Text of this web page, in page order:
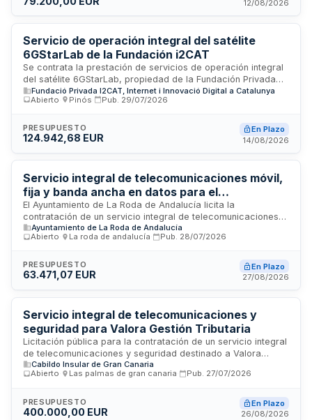
departamentos municipales.
12/08/2026
Servicio de operación integral del satélite
6GStarLab de la Fundación i2CAT
Se contrata la prestación de servicios de operación integral
del satélite 6GStarLab, propiedad de la Fundación Privada
i2CAT. El contrato abarca las tareas de operación,
supervisión, control y soporte técnico del satélite en órbita,
tierra, envío de telecomandos, recepción y análisis de
telemetría, seguimiento del estado de salud, gestión del
anomalías, y transferencia segura de datos hacia la
Fundación. El objetivo principal es garantizar la operación
segura, continuada y eficiente del satélite, maximizando su
vida útil.
Fundació Privada I2CAT, Internet i Innovació Digital a Catalunya
Abierto
Pinós Pub. 29/07/2026
PRESUPUESTO
124.942,68 EUR
En Plazo
14/08/2026
Servicio integral de telecomunicaciones móvil,
fija y banda ancha en datos para el
Ayuntamiento de La Roda de Andalucía
El Ayuntamiento de La Roda de Andalucía licita la
contratación de un servicio integral de telecomunicaciones
que incluye telefonía fija, centralita, telefonía móvil, banda
ancha en datos y servicios asociados, con suministro
El contrato se adjudicará mediante procedimiento abierto,
con una duración inicial de dos años y posibilidad de
prestación garantiza la continuidad de las comunicaciones
municipales con responsabilidad única ante incidencias.
Ayuntamiento de La Roda de Andalucía
Abierto
La roda de andalucía Pub. 28/07/2026
PRESUPUESTO
63.471,07 EUR
En Plazo
27/08/2026
Servicio integral de telecomunicaciones y
seguridad para Valora Gestión Tributaria
Licitación pública para la contratación de un servicio integral
de telecomunicaciones y seguridad destinado a Valora
Gestión Tributaria, organismo con sede en Las Palmas de
Gran Canaria. El contrato comprende la provisión,
telecomunicaciones, sistemas de comunicaciones
avanzadas y soluciones de seguridad física y electrónica
Cabildo Insular de Gran Canaria
Abierto
Las palmas de gran canaria Pub. 27/07/2026
PRESUPUESTO
400.000,00 EUR
En Plazo
26/08/2026